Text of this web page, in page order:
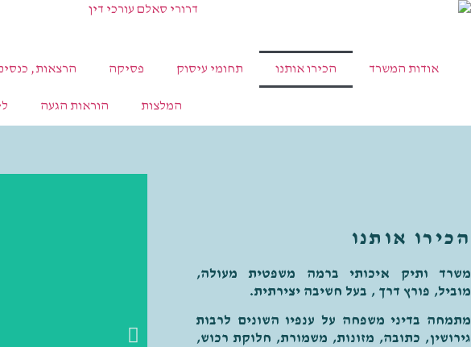
אודות המשרד הכירו אותנו תחומי עיסוק פסיקה הרצאות,
המלצות הוראות הגעה
הכירו אותנו
משרד ותיק איכותי ברמה משפטית מעולה,
מוביל, פורץ דרך , בעל חשיבה יצירתית.
מתמחה בדיני משפחה על ענפיו השונים לרבות
גירושין, כתובה, מזונות, משמורת, חלוקת רכוש,